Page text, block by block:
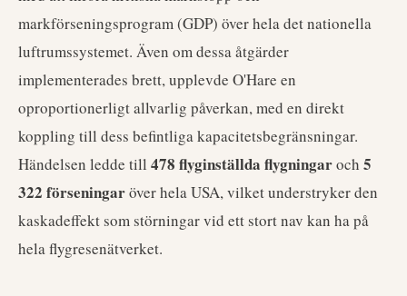
markförseningsprogram (GDP) över hela det nationella
luftrumssystemet. Även om dessa åtgärder
implementerades brett, upplevde O'Hare en
oproportionerligt allvarlig påverkan, med en direkt
koppling till dess befintliga kapacitetsbegränsningar.
Händelsen ledde till 478 flyginställda flygningaroch 5
322 förseningaröver hela USA, vilket understryker den
kaskadeffekt som störningar vid ett stort nav kan ha på
hela flygresenätverket.